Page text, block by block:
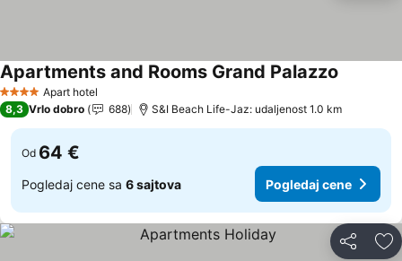
4 ZvezdiceApart hotel
Apartments and Rooms Grand Palazzo
8,3 Vrlo dobro 688 S&I Beach Life-Jaz: udaljenost 1.0 km
Od 64 €
Pogledaj cene sa 6 sajtova Pogledaj cene
Deli